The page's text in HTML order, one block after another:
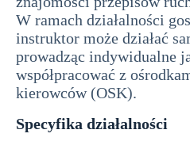
W ramach działalności
instruktor może działać
prowadząc indywidualne
współpracować z
kierowców (OSK).
Specyfika działalności